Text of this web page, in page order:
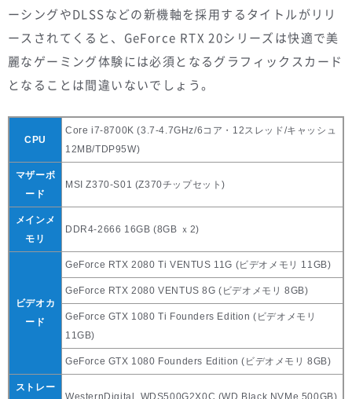
ーシングやDLSSなどの新機軸を採用するタイトルがリリ
ースされてくると、GeForce RTX 20シリーズは快適で美
麗なゲーミング体験には必須となるグラフィックスカード
となることは間違いないでしょう。
CPU
Core i7-8700K (3.7-4.7GHz/6コア・12スレッド/キャッシュ
12MB/TDP95W)
マザーボ
ード
MSI Z370-S01 (Z370チップセット)
メインメ
モリ
DDR4-2666 16GB (8GB ｘ2)
ビデオカ
ード
GeForce RTX 2080 Ti VENTUS 11G (ビデオメモリ 11GB)
GeForce RTX 2080 VENTUS 8G (ビデオメモリ 8GB)
GeForce GTX 1080 Ti Founders Edition (ビデオメモリ
11GB)
GeForce GTX 1080 Founders Edition (ビデオメモリ 8GB)
ストレー
WesternDigital WDS500G2X0C (WD Black NVMe 500GB)